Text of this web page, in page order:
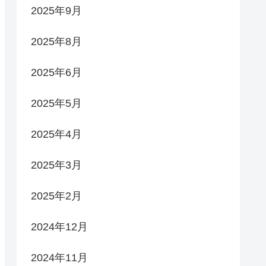
2025年9月
2025年8月
2025年6月
2025年5月
2025年4月
2025年3月
2025年2月
2024年12月
2024年11月